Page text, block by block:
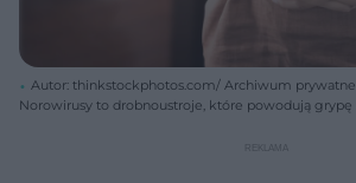
Autor: thinkstockphotos.com/ Archiwum prywatne
Norowirusy to drobnoustroje, które powodują grypę żołądkową, tak jak